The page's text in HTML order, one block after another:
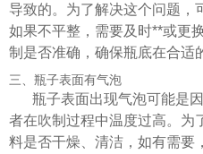
导致的。为了解决这个问题，
如果不平整，需要及时**或更
制是否准确，确保瓶底在合适
三、瓶子表面有气泡
瓶子表面出现气泡可能是
者在吹制过程中温度过高。为
料是否干燥、清洁，如有需要